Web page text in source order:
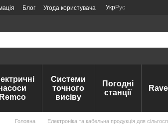
Блог Угода користувача УкрРус
Remco
Системи
точного
висіву
Погодні
станції
Головна Електроніка та кабельна продукція для